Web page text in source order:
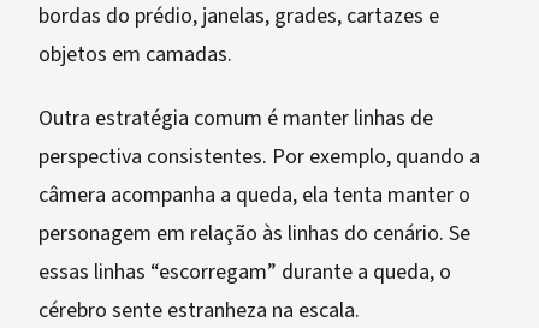
bordas do prédio, janelas, grades, cartazes e
objetos em camadas.
Outra estratégia comum é manter linhas de
perspectiva consistentes. Por exemplo, quando a
câmera acompanha a queda, ela tenta manter o
personagem em relação às linhas do cenário. Se
essas linhas “escorregam” durante a queda, o
cérebro sente estranheza na escala.